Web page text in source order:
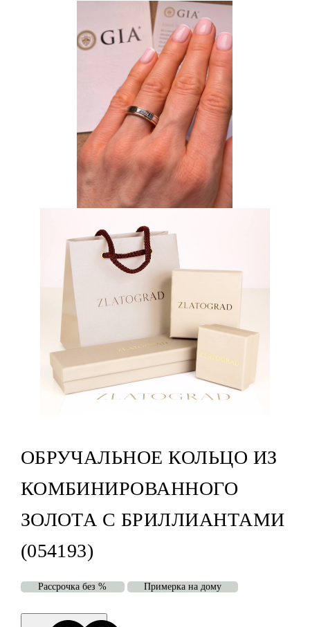
ОБРУЧАЛЬНОЕ КОЛЬЦО ИЗ
КОМБИНИРОВАННОГО
ЗОЛОТА С БРИЛЛИАНТАМИ
(054193)
Рассрочка без % Примерка на дому